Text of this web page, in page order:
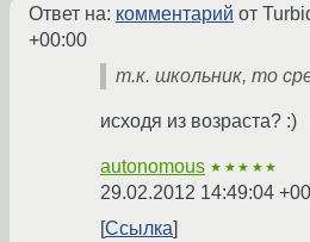
Ответ на: комментарий от
+00:00
т.к. школьник, то
исходя из возраста? :)
autonomous ★★★★★
29.02.2012 14:49:04
Ссылка